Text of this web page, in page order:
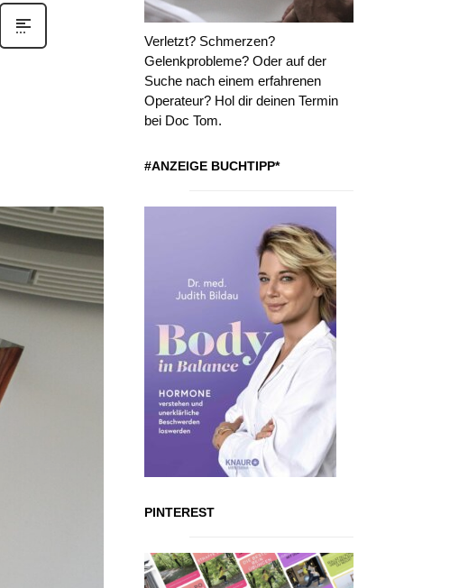
Verletzt? Schmerzen?
Gelenkprobleme? Oder auf der
Suche nach einem erfahrenen
Operateur? Hol dir deinen Termin
bei Doc Tom.
#ANZEIGE BUCHTIPP*
PINTEREST